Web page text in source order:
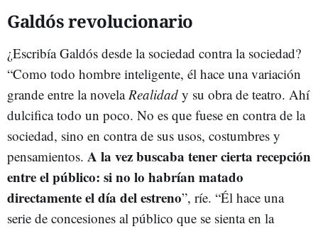
Galdós revolucionario
¿Escribía Galdós desde la sociedad contra la sociedad?
“Como todo hombre inteligente, él hace una variación
grande entre la novelaRealidad y su obra de teatro. Ahí
dulcifica todo un poco. No es que fuese en contra de la
sociedad, sino en contra de sus usos, costumbres y
pensamientos. A la vez buscaba tener cierta recepción
entre el público: si no lo habrían matado
directamente el día del estreno”, ríe. “Él hace una
serie de concesiones al público que se sienta en la